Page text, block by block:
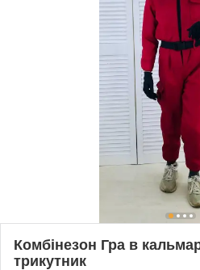
Комбінезон Гра в
трикутник